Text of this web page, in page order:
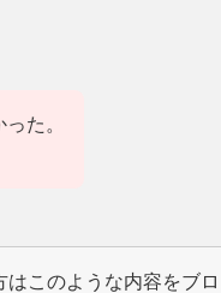
た。
このような内容をブロ